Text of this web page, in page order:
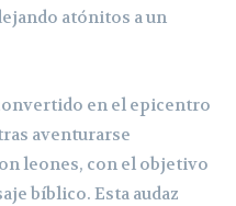
atónitos a un
en el epicentro
aventurarse
leones, con el objetivo
bíblico. Esta audaz